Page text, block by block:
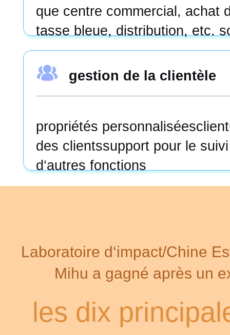
que centre commercial, achat
tasse bleue, distribution, etc.
gestion de la clientèle
propriétés
des clientssupport pour le
d‘autres fonctions
Laboratoire d‘impact/Chine
Mihu a gagné après un
les dix